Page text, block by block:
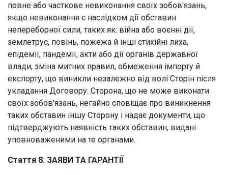
повне або часткове невиконання своїх зобов'язань,
якщо невиконання є наслідком дії обставин
непереборної сили, таких як: війна або воєнні дії,
землетрус, повінь, пожежа й інші стихійні лиха,
епідемії, пандемії, акти або дії органів державної
влади, зміна митних правил, обмеження імпорту й
експорту, що виникли незалежно від волі Сторін після
укладання Договору. Сторона, що не може виконати
своїх зобов'язань, негайно сповіщає про виникнення
таких обставин іншу Сторону і надає документи, що
підтверджують наявність таких обставин, видані
уповноваженими на те органами.
Стаття 8. ЗАЯВИ ТА ГАРАНТІЇ